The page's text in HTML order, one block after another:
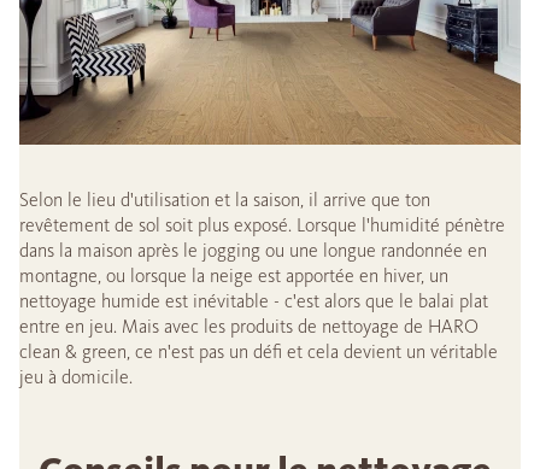
Selon le lieu d'utilisation et la saison, il arrive que ton
revêtement de sol soit plus exposé. Lorsque l'humidité pénètre
dans la maison après le jogging ou une longue randonnée en
montagne, ou lorsque la neige est apportée en hiver, un
nettoyage humide est inévitable - c'est alors que le balai plat
entre en jeu. Mais avec les produits de nettoyage de HARO
clean & green, ce n'est pas un défi et cela devient un véritable
jeu à domicile.